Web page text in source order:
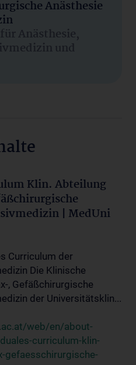
Anästhesie
Anästhesie,
und
Klin. Abteilung
| MedUni
Curriculum der
Die Klinische
, Gefäßchirurgische
der Universitätsklin...
web/en/about-
curriculum-klin-
gefaesschirurgische-